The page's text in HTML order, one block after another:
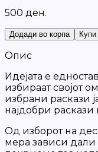
500 ден.
Додади во корпа
Опис
Идејата е
избираат својот
избрани раскази
најдобри раскази
Од изборот на
мера зависи дали